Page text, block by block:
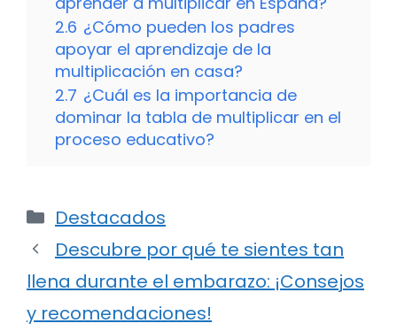
2.6 ¿Cómo pueden los padres
apoyar el aprendizaje de la
multiplicación en casa?
2.7 ¿Cuál es la importancia de
dominar la tabla de multiplicar en el
proceso educativo?
Categorías
Destacados
Descubre por qué te sientes tan
llena durante el embarazo: ¡Consejos
y recomendaciones!